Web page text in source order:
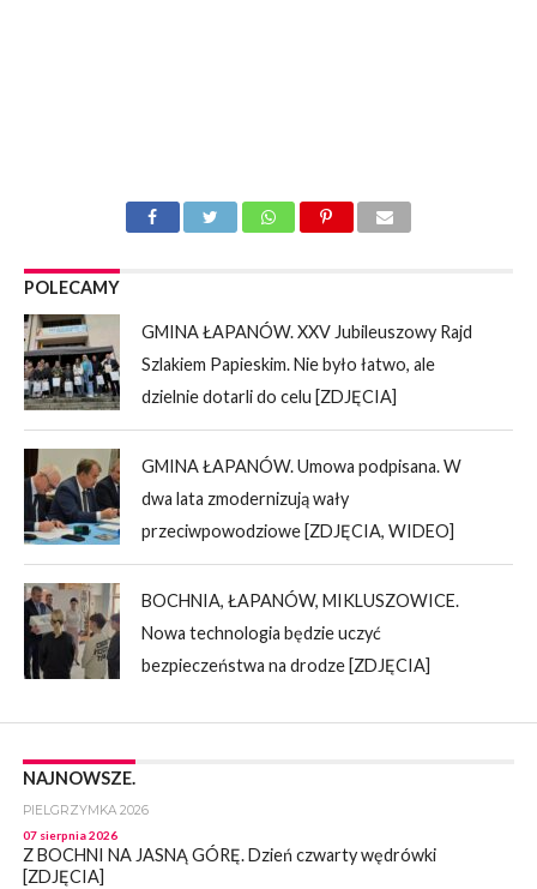
POLECAMY
GMINA ŁAPANÓW. XXV Jubileuszowy Rajd
Szlakiem Papieskim. Nie było łatwo, ale
dzielnie dotarli do celu [ZDJĘCIA]
GMINA ŁAPANÓW. Umowa podpisana. W
dwa lata zmodernizują wały
przeciwpowodziowe [ZDJĘCIA, WIDEO]
BOCHNIA, ŁAPANÓW, MIKLUSZOWICE.
Nowa technologia będzie uczyć
bezpieczeństwa na drodze [ZDJĘCIA]
NAJNOWSZE.
PIELGRZYMKA 2026
07 sierpnia 2026
Z BOCHNI NA JASNĄ GÓRĘ. Dzień czwarty wędrówki
[ZDJĘCIA]